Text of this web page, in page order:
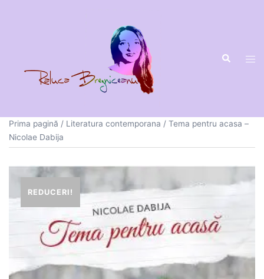
Prima pagină / Literatura contemporana / Tema pentru acasa –
Nicolae Dabija
REDUCERI!